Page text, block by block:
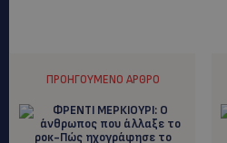
ΠΡΟΗΓΟΎΜΕΝΟ ΆΡΘΡΟ